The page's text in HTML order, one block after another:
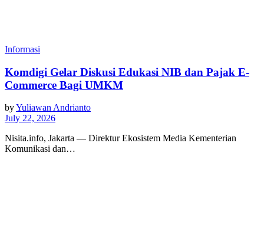
Informasi
Komdigi Gelar Diskusi Edukasi NIB dan Pajak E-
Commerce Bagi UMKM
byYuliawan Andrianto
July 22, 2026
Nisita.info, Jakarta — Direktur Ekosistem Media Kementerian
Komunikasi dan…